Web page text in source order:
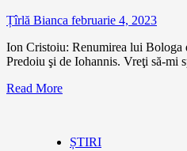
Țîrlă Bianca februarie 4, 2023
Ion Cristoiu: Renumirea lui Bologa
Predoiu şi de Iohannis. Vreţi să-mi
Read More
ȘTIRI